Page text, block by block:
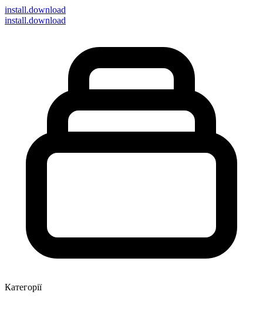
install.download
install.download
Категорії